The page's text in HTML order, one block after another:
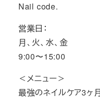
Nail code.
営業日：
月、火、水、金
9:00〜15:00
＜メニュー＞
最強のネイルケア3ヶ